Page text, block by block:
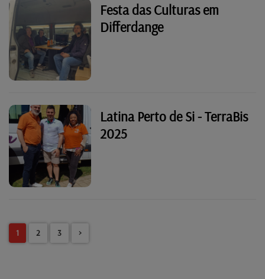
Festa das Culturas em
Differdange
Latina Perto de Si - TerraBis
2025
1 2 3 >